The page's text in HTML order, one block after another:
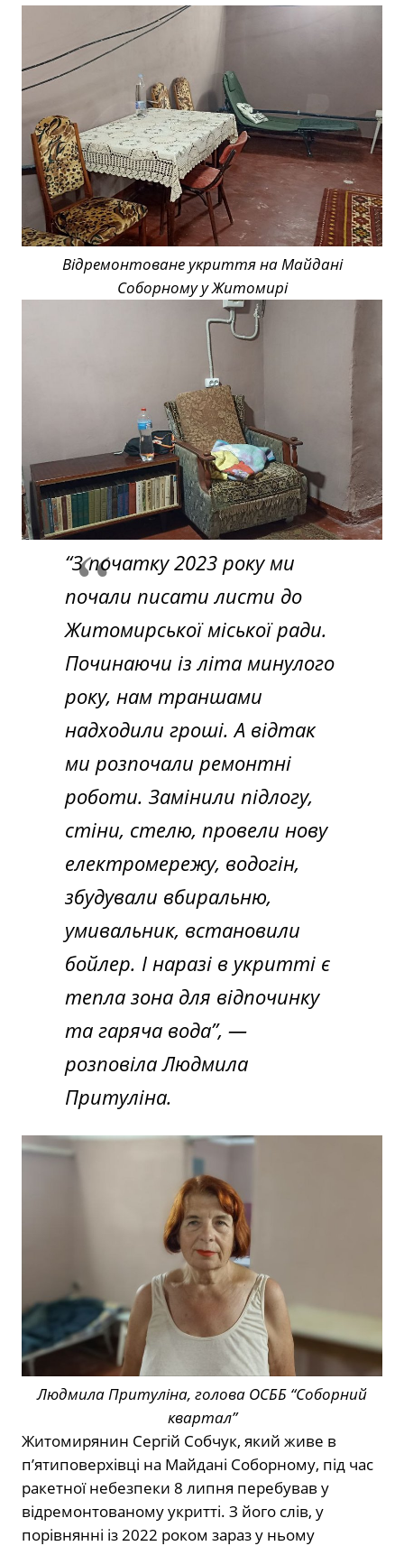
Відремонтоване укриття на Майдані
Соборному у Житомирі
“З початку 2023 року ми
почали писати листи до
Житомирської міської ради.
Починаючи із літа минулого
року, нам траншами
надходили гроші. А відтак
ми розпочали ремонтні
роботи. Замінили підлогу,
стіни, стелю, провели нову
електромережу, водогін,
збудували вбиральню,
умивальник, встановили
бойлер. І наразі в укритті є
тепла зона для відпочинку
та гаряча вода”, —
розповіла Людмила
Притуліна.
Людмила Притуліна, голова ОСББ “Соборний
квартал”
Житомирянин Сергій Собчук, який живе в
п’ятиповерхівці на Майдані Соборному, під час
ракетної небезпеки 8 липня перебував у
відремонтованому укритті. З його слів, у
порівнянні із 2022 роком зараз у ньому